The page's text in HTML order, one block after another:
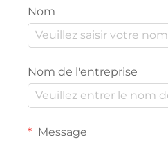
Nom
Nom de l'entreprise
Message